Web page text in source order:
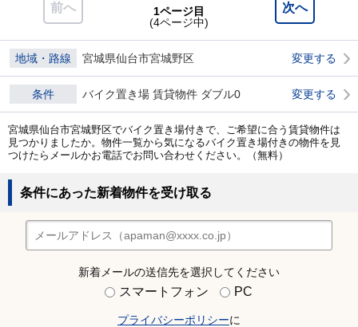
前へ 次へ
1ページ目
(4ページ中)
地域・路線 宮城県仙台市宮城野区 変更する
条件 バイク置き場 賃貸物件 ダブル0 変更する
宮城県仙台市宮城野区でバイク置き場付きで、ご希望に合う賃貸物件は
見つかりましたか。物件一覧から気になるバイク置き場付きの物件を見
つけたらメールかお電話でお問い合わせください。（無料）
条件にあった新着物件を受け取る
新着メールの送信先を選択してください
スマートフォン PC
プライバシーポリシーに